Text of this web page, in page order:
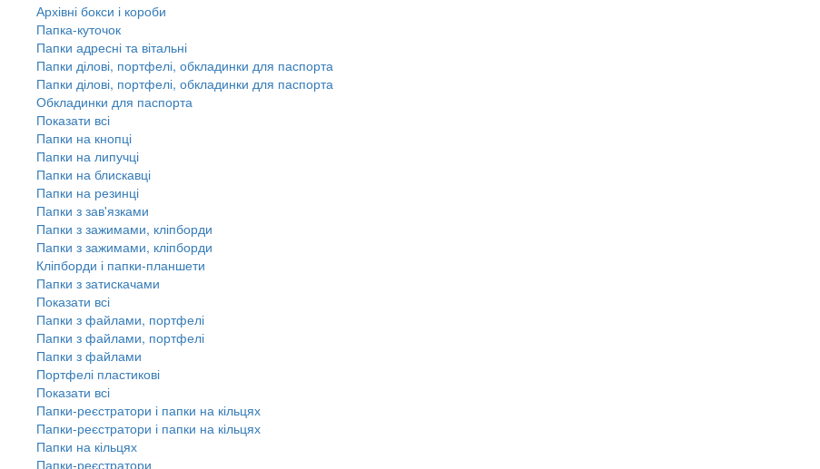
Архівні бокси і короби
Папка-куточок
Папки адресні та вітальні
Папки ділові, портфелі, обкладинки для паспорта
Папки ділові, портфелі, обкладинки для паспорта
Обкладинки для паспорта
Показати всі
Папки на кнопці
Папки на липучці
Папки на блискавці
Папки на резинці
Папки з зав'язками
Папки з зажимами, кліпборди
Папки з зажимами, кліпборди
Кліпборди і папки-планшети
Папки з затискачами
Показати всі
Папки з файлами, портфелі
Папки з файлами, портфелі
Папки з файлами
Портфелі пластикові
Показати всі
Папки-реєстратори і папки на кільцях
Папки-реєстратори і папки на кільцях
Папки на кільцях
Папки-реєстратори